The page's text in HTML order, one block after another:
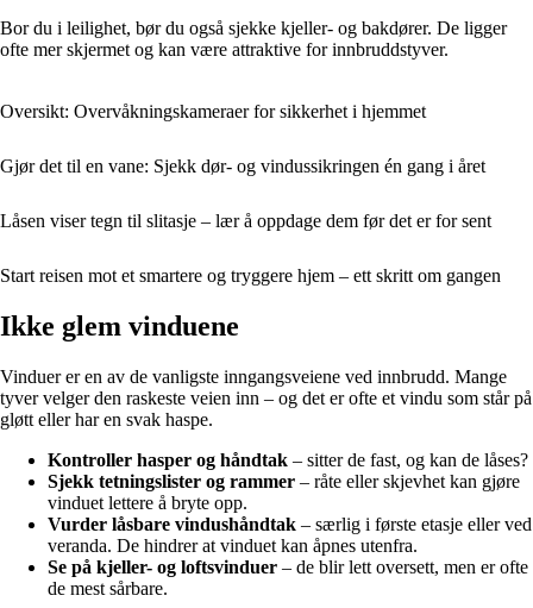
Bor du i leilighet, bør du også sjekke kjeller- og bakdører. De ligger
ofte mer skjermet og kan være attraktive for innbruddstyver.
Oversikt: Overvåkningskameraer for sikkerhet i hjemmet
Gjør det til en vane: Sjekk dør- og vindussikringen én gang i året
Låsen viser tegn til slitasje – lær å oppdage dem før det er for sent
Start reisen mot et smartere og tryggere hjem – ett skritt om gangen
Ikke glem vinduene
Vinduer er en av de vanligste inngangsveiene ved innbrudd. Mange
tyver velger den raskeste veien inn – og det er ofte et vindu som står på
gløtt eller har en svak haspe.
Kontroller hasper og håndtak – sitter de fast, og kan de låses?
Sjekk tetningslister og rammer – råte eller skjevhet kan gjøre
vinduet lettere å bryte opp.
Vurder låsbare vindushåndtak – særlig i første etasje eller ved
veranda. De hindrer at vinduet kan åpnes utenfra.
Se på kjeller- og loftsvinduer – de blir lett oversett, men er ofte
de mest sårbare.